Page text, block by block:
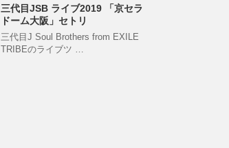
三代目JSB ライブ2019 「京セラ
ドーム大阪」セトリ
三代目J Soul Brothers from EXILE
TRIBEのライブツ …